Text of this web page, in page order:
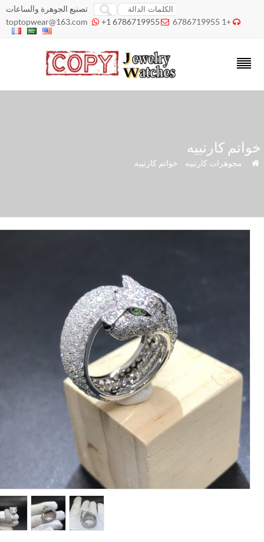
تصنيع الجوهرة والساعات
+1 6786719955

toptopwear@163.com  +1 6786719955
كارتييه
»مجوهرات كارتييه»خواتم كارتييه